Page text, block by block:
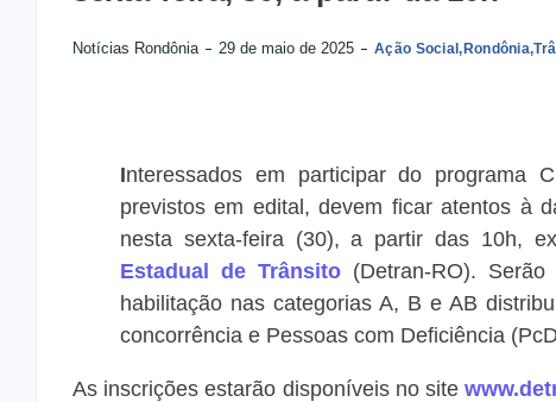
Notícias Rondônia 29 de maio de 2025 Ação Social, Rondônia,
Interessados em participar do programa
previstos em edital, devem ficar atentos à
nesta sexta-feira (30), a partir das 10h,
Estadual de Trânsito (Detran-RO).
habilitação nas categorias A, B e AB
concorrência e Pessoas com Deficiência
As inscrições estarão disponíveis no site